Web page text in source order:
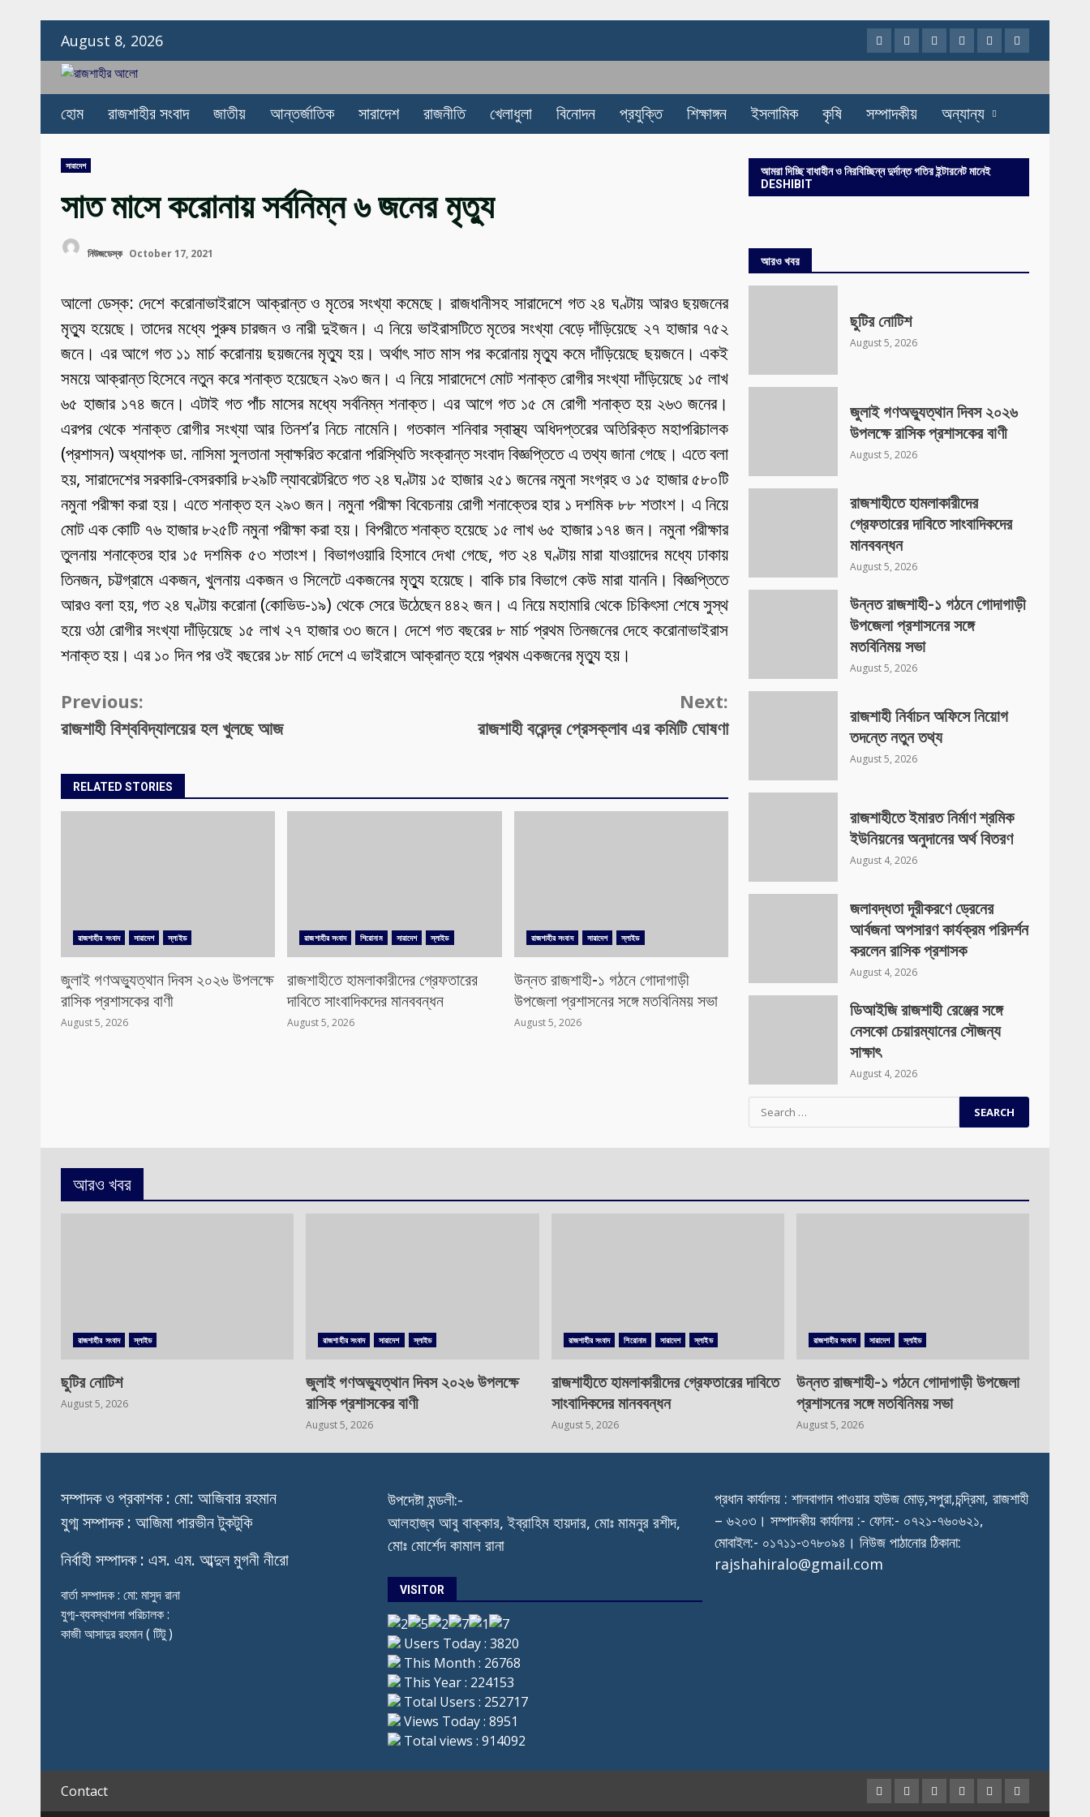
content
August 8, 2026 Facebook
TwitterInstagram
Youtube
VK LinkedIn
হোম রাজশাহীর সংবাদ জাতীয় আন্তর্জাতিক সারাদেশ রাজনীতি খেলাধুলা বিনোদন প্রযুক্তি শিক্ষাঙ্গন ইসলামিক কৃষি সম্পাদকীয় অন্যান্য
সারাদেশ
সাত মাসে করোনায় সর্বনিম্ন ৬ জনের মৃত্যু
নিউজডেস্ক October 17, 2021
আলো ডেস্ক: দেশে করোনাভাইরাসে আক্রান্ত ও মৃতের সংখ্যা কমেছে। রাজধানীসহ সারাদেশে গত ২৪ ঘণ্টায় আরও ছয়জনের
মৃত্যু হয়েছে। তাদের মধ্যে পুরুষ চারজন ও নারী দুইজন। এ নিয়ে ভাইরাসটিতে মৃতের সংখ্যা বেড়ে দাঁড়িয়েছে ২৭ হাজার ৭৫২
জনে। এর আগে গত ১১ মার্চ করোনায় ছয়জনের মৃত্যু হয়। অর্থাৎ সাত মাস পর করোনায় মৃত্যু কমে দাঁড়িয়েছে ছয়জনে। একই
সময়ে আক্রান্ত হিসেবে নতুন করে শনাক্ত হয়েছেন ২৯৩ জন। এ নিয়ে সারাদেশে মোট শনাক্ত রোগীর সংখ্যা দাঁড়িয়েছে ১৫ লাখ
৬৫ হাজার ১৭৪ জনে। এটাই গত পাঁচ মাসের মধ্যে সর্বনিম্ন শনাক্ত। এর আগে গত ১৫ মে রোগী শনাক্ত হয় ২৬৩ জনের।
এরপর থেকে শনাক্ত রোগীর সংখ্যা আর তিনশ’র নিচে নামেনি। গতকাল শনিবার স্বাস্থ্য অধিদপ্তরের অতিরিক্ত মহাপরিচালক
(প্রশাসন) অধ্যাপক ডা. নাসিমা সুলতানা স্বাক্ষরিত করোনা পরিস্থিতি সংক্রান্ত সংবাদ বিজ্ঞপ্তিতে এ তথ্য জানা গেছে। এতে বলা
হয়, সারাদেশের সরকারি-বেসরকারি ৮২৯টি ল্যাবরেটরিতে গত ২৪ ঘণ্টায় ১৫ হাজার ২৫১ জনের নমুনা সংগ্রহ ও ১৫ হাজার ৫৮০টি
নমুনা পরীক্ষা করা হয়। এতে শনাক্ত হন ২৯৩ জন। নমুনা পরীক্ষা বিবেচনায় রোগী শনাক্তের হার ১ দশমিক ৮৮ শতাংশ। এ নিয়ে
মোট এক কোটি ৭৬ হাজার ৮২৫টি নমুনা পরীক্ষা করা হয়। বিপরীতে শনাক্ত হয়েছে ১৫ লাখ ৬৫ হাজার ১৭৪ জন। নমুনা পরীক্ষার
তুলনায় শনাক্তের হার ১৫ দশমিক ৫৩ শতাংশ। বিভাগওয়ারি হিসাবে দেখা গেছে, গত ২৪ ঘণ্টায় মারা যাওয়াদের মধ্যে ঢাকায়
তিনজন, চট্টগ্রামে একজন, খুলনায় একজন ও সিলেটে একজনের মৃত্যু হয়েছে। বাকি চার বিভাগে কেউ মারা যাননি। বিজ্ঞপ্তিতে
আরও বলা হয়, গত ২৪ ঘণ্টায় করোনা (কোভিড-১৯) থেকে সেরে উঠেছেন ৪৪২ জন। এ নিয়ে মহামারি থেকে চিকিৎসা শেষে সুস্থ
হয়ে ওঠা রোগীর সংখ্যা দাঁড়িয়েছে ১৫ লাখ ২৭ হাজার ৩৩ জনে। দেশে গত বছরের ৮ মার্চ প্রথম তিনজনের দেহে করোনাভাইরাস
শনাক্ত হয়। এর ১০ দিন পর ওই বছরের ১৮ মার্চ দেশে এ ভাইরাসে আক্রান্ত হয়ে প্রথম একজনের মৃত্যু হয়।
Continue
Reading
Previous:
রাজশাহী বিশ্ববিদ্যালয়ের হল খুলছে আজ
Next:
রাজশাহী বরেন্দ্র প্রেসক্লাব এর কমিটি ঘোষণা
RELATED STORIES
রাজশাহীর সংবাদ সারাদেশ স্লাইড
জুলাই গণঅভ্যুত্থান দিবস ২০২৬ উপলক্ষে
রাসিক প্রশাসকের বাণী
August 5, 2026
রাজশাহীর সংবাদ শিরোনাম সারাদেশ স্লাইড
রাজশাহীতে হামলাকারীদের গ্রেফতারের
দাবিতে সাংবাদিকদের মানববন্ধন
August 5, 2026
রাজশাহীর সংবাদ সারাদেশ স্লাইড
উন্নত রাজশাহী-১ গঠনে গোদাগাড়ী
উপজেলা প্রশাসনের সঙ্গে মতবিনিময় সভা
August 5, 2026
আমরা দিচ্ছি বাধাহীন ও নিরবিচ্ছিন্ন দুর্দান্ত গতির ইন্টারনেট মানেই
DESHIBIT
আরও খবর
ছুটির নোটিশ
August 5, 2026
জুলাই গণঅভ্যুত্থান দিবস ২০২৬
উপলক্ষে রাসিক প্রশাসকের বাণী
August 5, 2026
রাজশাহীতে হামলাকারীদের
গ্রেফতারের দাবিতে সাংবাদিকদের
মানববন্ধন
August 5, 2026
উন্নত রাজশাহী-১ গঠনে গোদাগাড়ী
উপজেলা প্রশাসনের সঙ্গে
মতবিনিময় সভা
August 5, 2026
রাজশাহী নির্বাচন অফিসে নিয়োগ
তদন্তে নতুন তথ্য
August 5, 2026
রাজশাহীতে ইমারত নির্মাণ শ্রমিক
ইউনিয়নের অনুদানের অর্থ বিতরণ
August 4, 2026
জলাবদ্ধতা দূরীকরণে ড্রেনের
আর্বজনা অপসারণ কার্যক্রম পরিদর্শন
করলেন রাসিক প্রশাসক
August 4, 2026
ডিআইজি রাজশাহী রেঞ্জের সঙ্গে
নেসকো চেয়ারম্যানের সৌজন্য
সাক্ষাৎ
August 4, 2026
Search
for:
আরও খবর
রাজশাহীর সংবাদ স্লাইড
ছুটির নোটিশ
August 5, 2026
রাজশাহীর সংবাদ সারাদেশ স্লাইড
জুলাই গণঅভ্যুত্থান দিবস ২০২৬ উপলক্ষে
রাসিক প্রশাসকের বাণী
August 5, 2026
রাজশাহীর সংবাদ শিরোনাম সারাদেশ স্লাইড
রাজশাহীতে হামলাকারীদের গ্রেফতারের দাবিতে
সাংবাদিকদের মানববন্ধন
August 5, 2026
রাজশাহীর সংবাদ সারাদেশ স্লাইড
উন্নত রাজশাহী-১ গঠনে গোদাগাড়ী উপজেলা
প্রশাসনের সঙ্গে মতবিনিময় সভা
August 5, 2026
সম্পাদক ও প্রকাশক : মো: আজিবার রহমান
যুগ্ম সম্পাদক : আজিমা পারভীন টুকটুকি
নির্বাহী সম্পাদক : এস. এম. আব্দুল মুগনী নীরো
বার্তা সম্পাদক : মো: মাসুদ রানা
যুগ্ম-ব্যবস্থাপনা পরিচালক :
কাজী আসাদুর রহমান ( টিটু )
উপদেষ্টা মন্ডলী:-
আলহাজ্ব আবু বাক্কার, ইব্রাহিম হায়দার, মোঃ মামনুর রশীদ,
মোঃ মোর্শেদ কামাল রানা
VISITOR
Users Today : 3820
This Month : 26768
This Year : 224153
Total Users : 252717
Views Today : 8951
Total views : 914092
প্রধান কার্যালয় : শালবাগান পাওয়ার হাউজ মোড়,সপুরা,চন্দ্রিমা, রাজশাহী
– ৬২০৩। সম্পাদকীয় কার্যালয় :- ফোন:- ০৭২১-৭৬০৬২১,
মোবাইল:- ০১৭১১-৩৭৮০৯৪। নিউজ পাঠানোর ঠিকানা:
rajshahiralo@gmail.com
Contact Facebook
TwitterInstagram
Youtube
VK LinkedIn